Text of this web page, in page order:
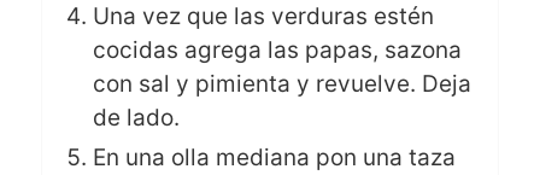
Una vez que las verduras estén
cocidas agrega las papas, sazona
con sal y pimienta y revuelve. Deja
de lado.
En una olla mediana pon una taza